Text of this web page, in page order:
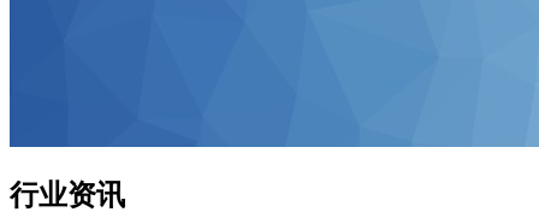
行业资讯